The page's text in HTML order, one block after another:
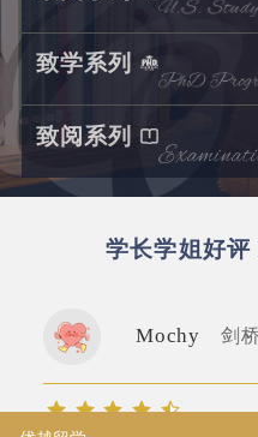
致学系列
致阅系列
学长学姐好评
Mochy 剑